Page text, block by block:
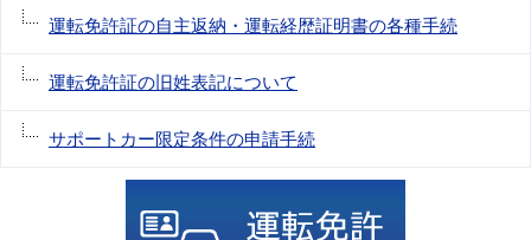
運転免許証の自主返納・運転経歴証明書の各種手続
運転免許証の旧姓表記について
サポートカー限定条件の申請手続